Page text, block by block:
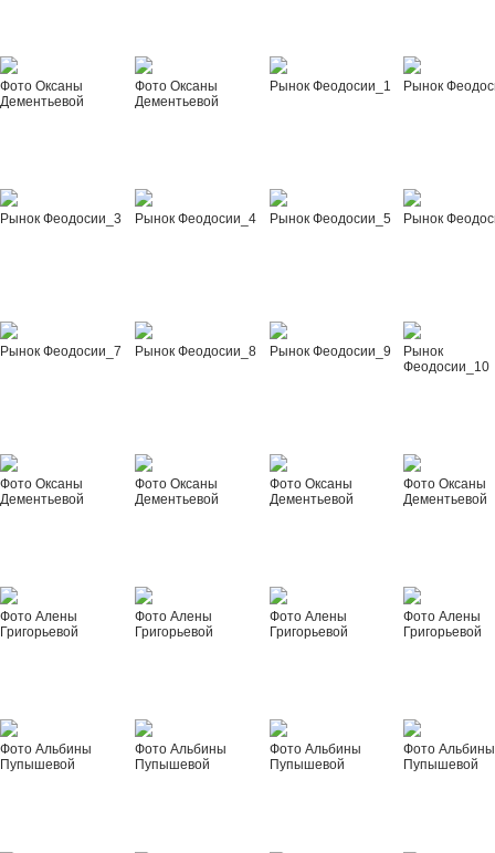
Фото Оксаны
Дементьевой
Фото Оксаны
Дементьевой
Рынок Феодосии_1 Рынок
Рынок Феодосии_3 Рынок Феодосии_4 Рынок Феодосии_5 Рынок
Рынок Феодосии_7 Рынок Феодосии_8 Рынок Феодосии_9
Рынок
Феодосии_10
Фото Оксаны
Дементьевой
Фото Оксаны
Дементьевой
Фото Оксаны
Дементьевой
Фото Оксаны
Дементьевой
Фото Алены
Григорьевой
Фото Алены
Григорьевой
Фото Алены
Григорьевой
Фото Алены
Григорьевой
Фото Альбины
Пупышевой
Фото Альбины
Пупышевой
Фото Альбины
Пупышевой
Фото Альбины
Пупышевой